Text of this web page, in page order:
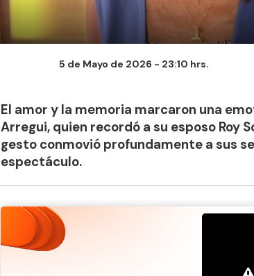
5 de Mayo de 2026 - 23:10 hrs.
El amor y la memoria marcaron una
Arregui, quien recordó a su esposo Roy
gesto conmovió profundamente a sus
espectáculo.